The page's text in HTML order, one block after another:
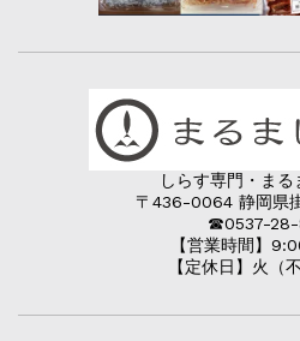
しらす専門・ま
〒436-0064 静岡県
☎︎0537-28-
【営業時間】
【定休日】火（